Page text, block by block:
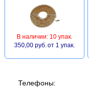
В наличии: 10 упак.
350,00 руб. от 1 упак.
Телефоны: